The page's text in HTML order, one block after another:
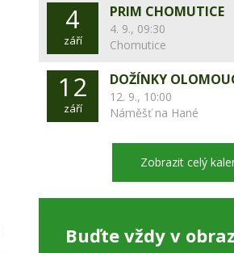
4
září
PRIM CHOMUTICE
4. 9., 09:30
Chomutice
12
září
DOŽÍNKY
12. 9., 10:00
Náměšť na Hané
Zobrazit celý
Buďte vždy v